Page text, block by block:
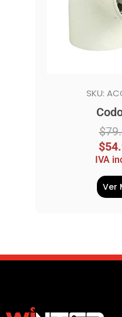
SKU:
$
$
IVA
Ver